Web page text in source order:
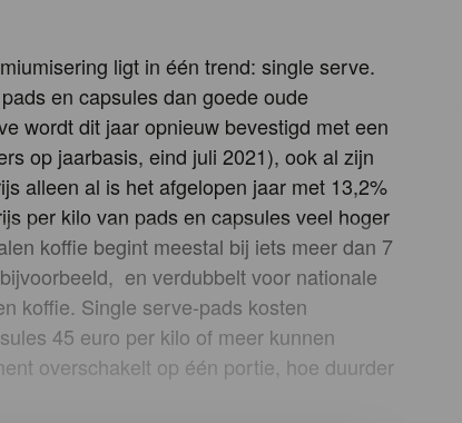
ligt in één trend: single serve.
en capsules dan goede oude
wordt dit jaar opnieuw bevestigd met een
op jaarbasis, eind juli 2021), ook al zijn
alleen al is het afgelopen jaar met 13,2%
per kilo van pads en capsules veel hoger
koffie begint meestal bij iets meer dan 7
en verdubbelt voor nationale
koffie. Single serve-pads kosten
45 euro per kilo of meer kunnen
overschakelt op één portie, hoe duurder